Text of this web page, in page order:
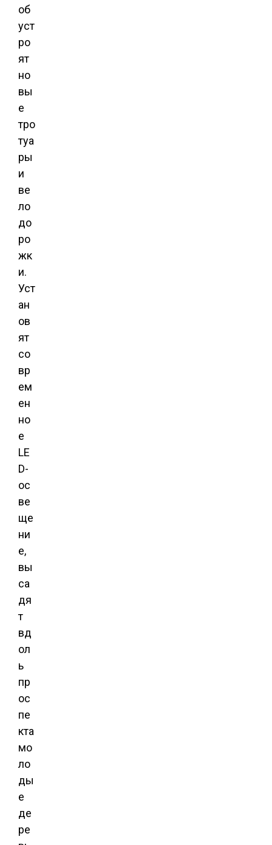
об
уст
ро
ят
но
вы
е
тро
туа
ры
и
ве
ло
до
ро
жк
и.
Уст
ан
ов
ят
со
вр
ем
ен
но
е
LE
D-
ос
ве
ще
ни
е,
вы
са
дя
т
вд
ол
ь
пр
ос
пе
кта
мо
ло
ды
е
де
ре